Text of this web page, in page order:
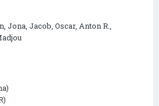
Jacob, Oscar, Anton R.,